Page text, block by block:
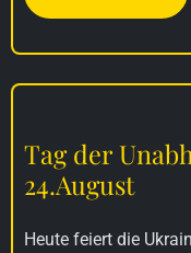
Tag der
24.August
Heute feiert die